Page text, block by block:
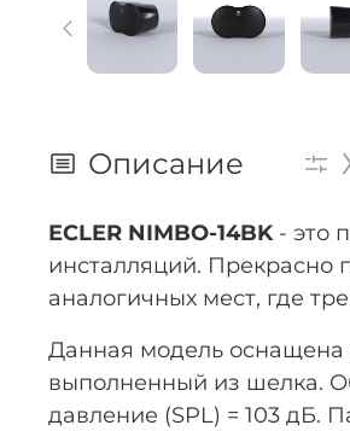
Описание
ECLER NIMBO-14BK - это
инсталляций. Прекрасно
аналогичных мест, где
Данная модель
выполненный из шелка.
давление (SPL) = 103 дБ.